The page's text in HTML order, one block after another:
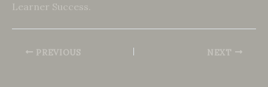
Learner Success.
PREVIOUS NEXT